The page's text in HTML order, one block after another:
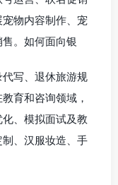
物内容制作、宠
。如何面向银
写、退休旅游规
育和咨询领域，
、模拟面试及教
、汉服妆造、手